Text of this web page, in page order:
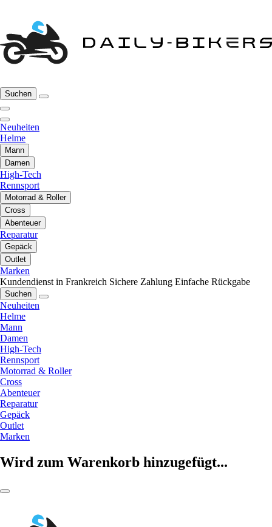
Suchen
Neuheiten
Helme
Mann
Damen
High-Tech
Rennsport
Motorrad & Roller
Cross
Abenteuer
Reparatur
Gepäck
Outlet
Marken
Kundendienst in Frankreich Sichere Zahlung Einfache Rückgabe
Suchen
Neuheiten
Helme
Mann
Damen
High-Tech
Rennsport
Motorrad & Roller
Cross
Abenteuer
Reparatur
Gepäck
Outlet
Marken
Wird zum Warenkorb hinzugefügt...